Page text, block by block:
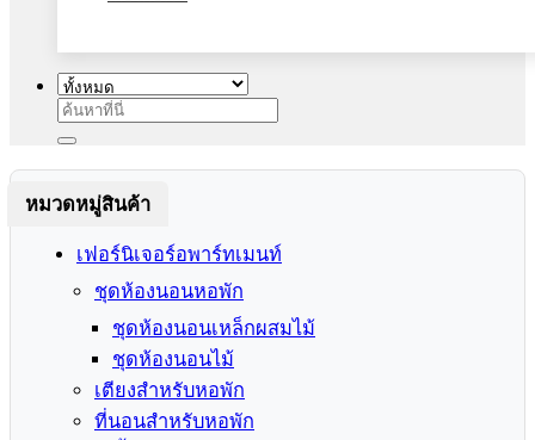
ค้นหา:
หมวดหมู่สินค้า
เฟอร์นิเจอร์อพาร์ทเมนท์
ชุดห้องนอนหอพัก
ชุดห้องนอนเหล็กผสมไม้
ชุดห้องนอนไม้
เตียงสำหรับหอพัก
ที่นอนสำหรับหอพัก